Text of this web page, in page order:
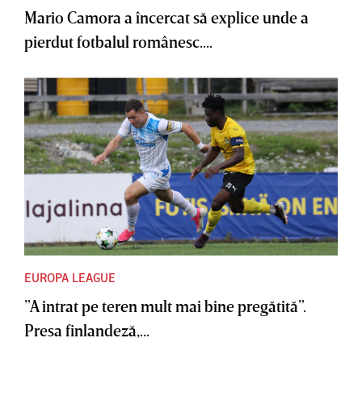
Mario Camora a încercat să explice unde a
pierdut fotbalul românesc....
EUROPA LEAGUE
”A intrat pe teren mult mai bine pregătită”.
Presa finlandeză,...